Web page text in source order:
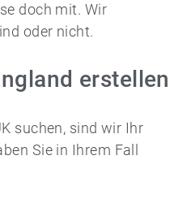
doch mit. Wir
oder nicht.
erstellen
suchen, sind wir Ihr
Sie in Ihrem Fall